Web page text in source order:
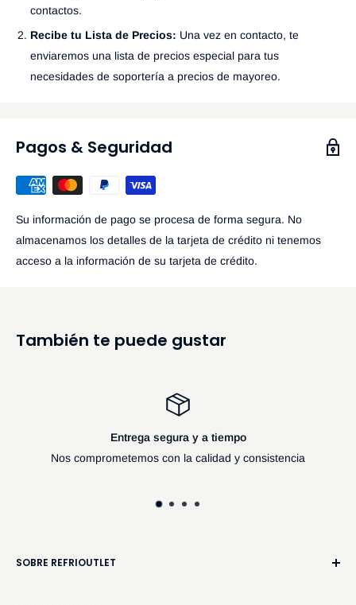
contactos.
Recibe tu Lista de Precios: Una vez en contacto, te
enviaremos una lista de precios especial para tus
necesidades de soportería a precios de mayoreo.
Pagos & Seguridad
Su información de pago se procesa de forma segura. No
almacenamos los detalles de la tarjeta de crédito ni tenemos
acceso a la información de su tarjeta de crédito.
También te puede gustar
Satisfecho o reembolsado
100% garantia de
SOBRE REFRIOUTLET